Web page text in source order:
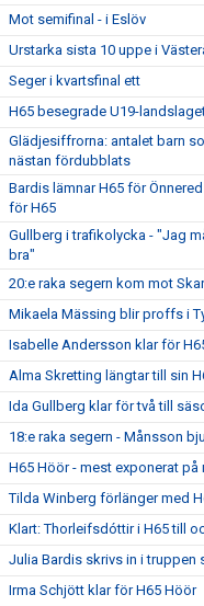
Mot semifinal - i Eslöv
Urstarka sista 10 uppe i
Seger i kvartsfinal ett
H65 besegrade U19-
Glädjesiffrorna: antalet barn
nästan fördubblats
Bardis lämnar H65 för
för H65
Gullberg i trafikolycka - "Jag
bra"
20:e raka segern kom mot
Mikaela Mässing blir proffs i
Isabelle Andersson klar för
Alma Skretting längtar till sin
Ida Gullberg klar för två till
18:e raka segern - Månsson
H65 Höör - mest exponerat på
Tilda Winberg förlänger med
Klart: Thorleifsdóttir i H65 till
Julia Bardis skrivs in i truppen
Irma Schjött klar för H65 Höör